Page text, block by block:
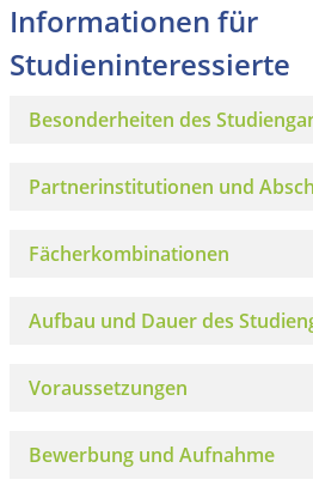
Informationen für
Studieninteressierte
Besonderheiten des
Partnerinstitutionen und
Fächerkombinationen
Aufbau und Dauer des
Voraussetzungen
Bewerbung und Aufnahme